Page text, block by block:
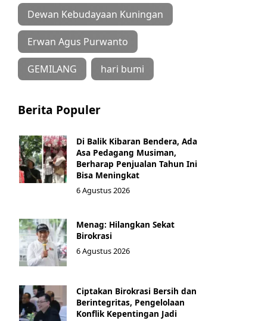
Dewan Kebudayaan Kuningan
Erwan Agus Purwanto
GEMILANG hari bumi
Berita Populer
Di Balik Kibaran Bendera, Ada
Asa Pedagang Musiman,
Berharap Penjualan Tahun Ini
Bisa Meningkat
6 Agustus 2026
Menag: Hilangkan Sekat
Birokrasi
6 Agustus 2026
Ciptakan Birokrasi Bersih dan
Berintegritas, Pengelolaan
Konflik Kepentingan Jadi